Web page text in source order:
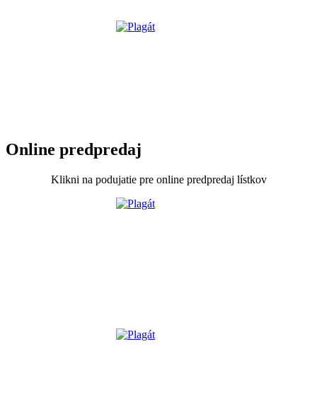
Online predpredaj
Klikni na podujatie pre online predpredaj lístkov